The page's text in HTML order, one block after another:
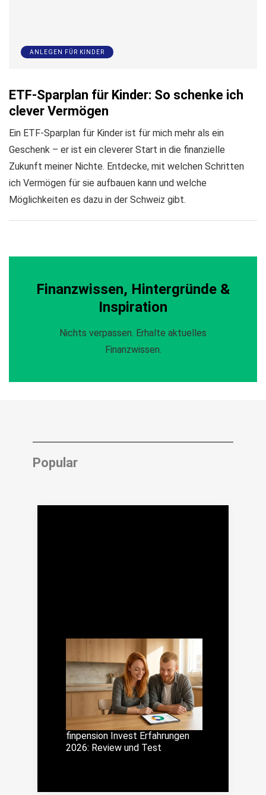
ANLEGEN FÜR KINDER
ETF-Sparplan für Kinder: So schenke ich
clever Vermögen
Ein ETF-Sparplan für Kinder ist für mich mehr als ein
Geschenk – er ist ein cleverer Start in die finanzielle
Zukunft meiner Nichte. Entdecke, mit welchen Schritten
ich Vermögen für sie aufbauen kann und welche
Möglichkeiten es dazu in der Schweiz gibt.
Finanzwissen, Hintergründe &
Inspiration
Nichts verpassen. Erhalte aktuelles
Finanzwissen.
Popular
finpension Invest Erfahrungen
2026: Review und Test